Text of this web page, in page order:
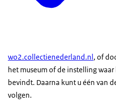
wo2.collectienederland.nl , of
het museum of de instelling
bevindt. Daarna kunt u één van
volgen.